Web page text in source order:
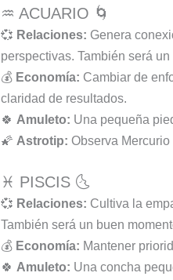
♒ ACUARIO 🌀
💞 Relaciones: Genera
perspectivas. También será
💰 Economía: Cambiar de
claridad de resultados.
🍀 Amuleto: Una pequeña
🌠 Astrotip: Observa
♓ PISCIS 🌜
💞 Relaciones: Cultiva la
También será un buen
💰 Economía: Mantener
🍀 Amuleto: Una concha